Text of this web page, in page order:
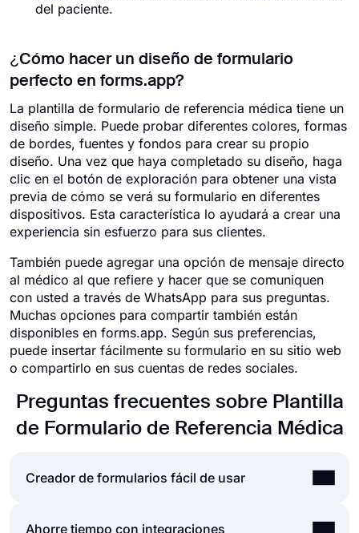
del paciente.
¿Cómo hacer un diseño de formulario
perfecto en forms.app?
La plantilla de formulario de referencia médica tiene un
diseño simple. Puede probar diferentes colores, formas
de bordes, fuentes y fondos para crear su propio
diseño. Una vez que haya completado su diseño, haga
clic en el botón de exploración para obtener una vista
previa de cómo se verá su formulario en diferentes
dispositivos. Esta característica lo ayudará a crear una
experiencia sin esfuerzo para sus clientes.
También puede agregar una opción de mensaje directo
al médico al que refiere y hacer que se comuniquen
con usted a través de WhatsApp para sus preguntas.
Muchas opciones para compartir también están
disponibles en forms.app. Según sus preferencias,
puede insertar fácilmente su formulario en su sitio web
o compartirlo en sus cuentas de redes sociales.
Preguntas frecuentes sobre Plantilla
de Formulario de Referencia Médica
Creador de formularios fácil de usar
Crear formularios y encuestas en línea es mucho
Ahorre tiempo con integraciones